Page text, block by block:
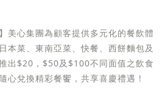
美心集團為顧客提供多元化的餐飲體
本菜、東南亞菜、快餐、西餅麵包及
出$20，$50及$100不同面值之飲食
心兌換精彩餐饗，共享喜慶禮遇！